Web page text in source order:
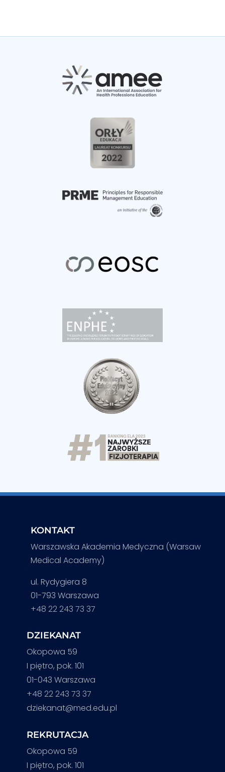
KONTAKT
Warszawska Akademia Medyczna (Warsaw
Medical Academy)
ul. Rydygiera 8
01-793 Warszawa
+48 22 243 73 37
DZIEKANAT
Okopowa 59
I piętro, pok. 101
01-043 Warszawa
+48 22 243 73 37
dziekanat@med.edu.pl
REKRUTACJA
Okopowa 59
I piętro, pok. 101